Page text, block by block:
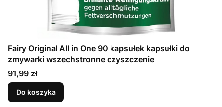
Fairy Original All in One 90 kapsułek kapsułki do
zmywarki wszechstronne czyszczenie
Cena
91,99 zł
Do koszyka